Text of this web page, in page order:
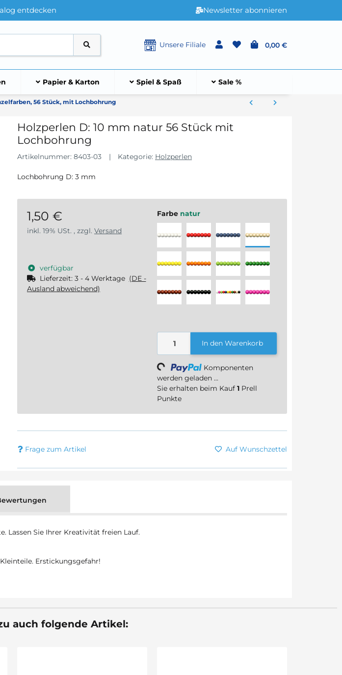
entdecken Newsletter abonnieren
Unsere Filiale 0,00 €
Papier & Karton Spiel & Spaß Sale %
56 Stück, mit Lochbohrung
Holzperlen D: 10 mm natur 56 Stück mit
Lochbohrung
Artikelnummer: 8403-03 Kategorie: Holzperlen
Lochbohrung D: 3 mm
1,50 €
inkl. 19% USt. , zzgl. Versand
verfügbar
Lieferzeit: 3 - 4 Werktage (DE -
Ausland abweichend)
Farbe natur
In den Warenkorb
Loading...
Komponenten
werden geladen ...
Sie erhalten beim Kauf 1 Prell
Punkte
Frage zum Artikel Auf Wunschzettel
Lassen Sie Ihrer Kreativität freien Lauf.
Erstickungsgefahr!
auch folgende Artikel: